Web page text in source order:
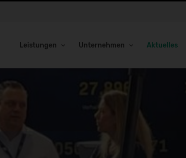
Leistungen Unternehmen Aktuelles